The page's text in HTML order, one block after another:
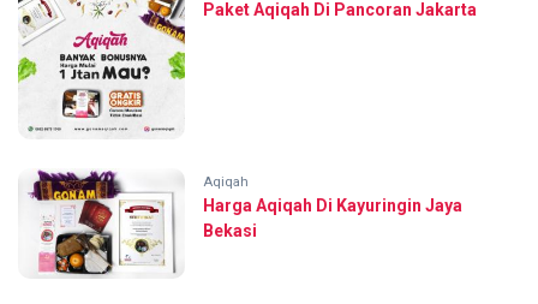
Paket Aqiqah Di Pancoran Jakarta
Aqiqah
Harga Aqiqah Di Kayuringin Jaya
Bekasi